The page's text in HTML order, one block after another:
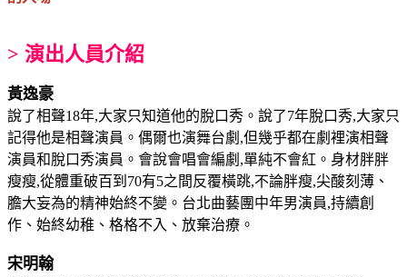
> 演出人員介紹
黃逸豪
說了相聲18年,大家只知道他的脫口秀。說了7年脫口秀,大家只
記得他是相聲演員。偶爾也演舞台劇,但幾乎都在劇裡演相聲
演員和脫口秀演員。會說會唱會編劇,單純不會紅。身材胖胖
瘦瘦,從體重破百到70有5之間反覆橫跳,不論胖瘦,尖酸刻薄、
膽大妄為的精神始終不變。台北曲藝團中年男演員,持續創
作、始終幼稚、格格不入、放棄治療。
宋明翰